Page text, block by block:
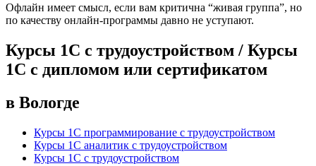
Офлайн имеет смысл, если вам критична “живая группа”, но
по качеству онлайн-программы давно не уступают.
Курсы 1С с трудоустройством / Курсы
1С с дипломом или сертификатом
в Вологде
Курсы 1С программирование с трудоустройством
Курсы 1С аналитик с трудоустройством
Курсы 1С с трудоустройством